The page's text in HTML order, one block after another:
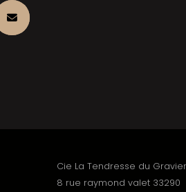
Cie La Tendresse du Gravier
8 rue raymond valet 33290